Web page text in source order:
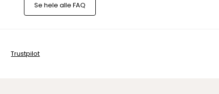
Se hele alle FAQ
Trustpilot